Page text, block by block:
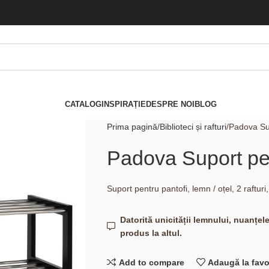
CATALOGINSPIRAȚIEDESPRE NOIBLOG
Prima pagină Biblioteci și rafturi Padova
Padova Suport
Suport pentru pantofi, lemn / oțel, 2
Datorită unicității lemnului,
produs la altul.
Add to compare Adaugă la